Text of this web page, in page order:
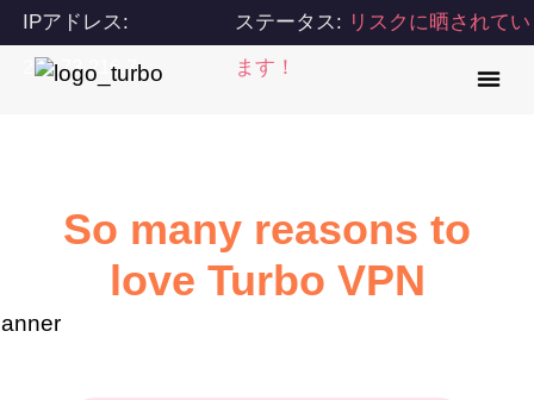
IPアドレス:
216.73.216.7
ステータス: リスクに晒されてい
ます！
So many reasons to
love Turbo VPN